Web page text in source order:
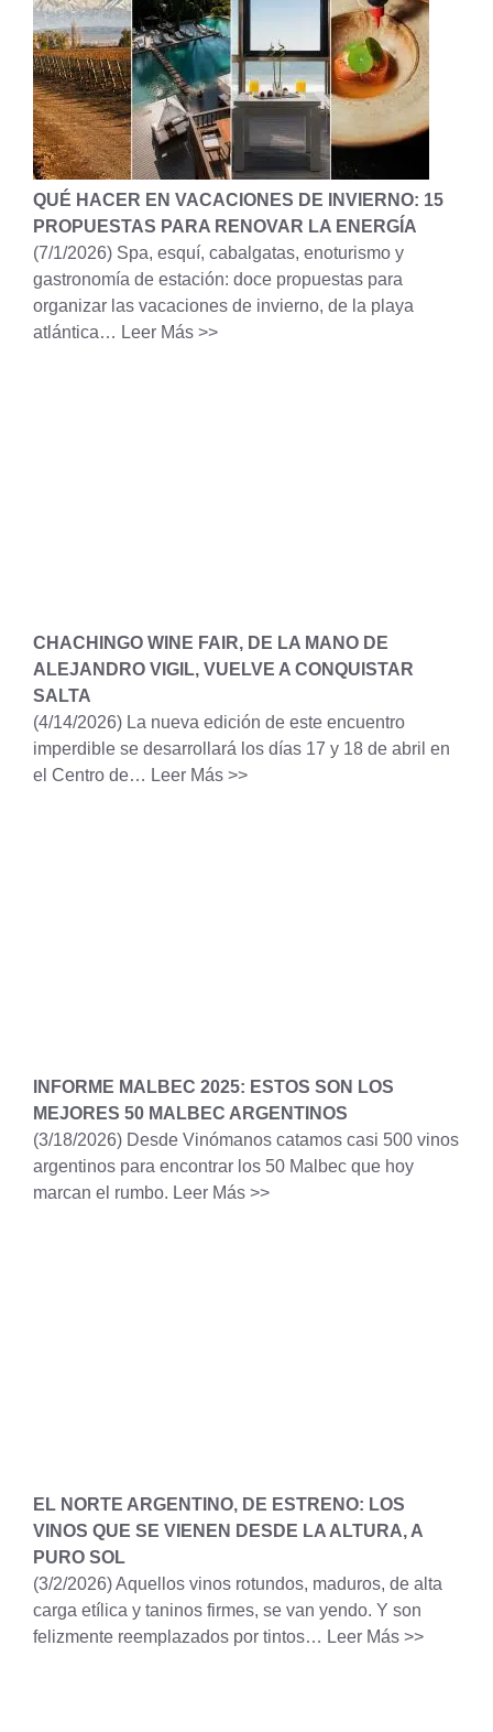
QUÉ HACER EN VACACIONES DE INVIERNO: 15
PROPUESTAS PARA RENOVAR LA ENERGÍA
(7/1/2026) Spa, esquí, cabalgatas, enoturismo y
gastronomía de estación: doce propuestas para
organizar las vacaciones de invierno, de la playa
atlántica… Leer Más >>
CHACHINGO WINE FAIR, DE LA MANO DE
ALEJANDRO VIGIL, VUELVE A CONQUISTAR
SALTA
(4/14/2026) La nueva edición de este encuentro
imperdible se desarrollará los días 17 y 18 de abril en
el Centro de… Leer Más >>
INFORME MALBEC 2025: ESTOS SON LOS
MEJORES 50 MALBEC ARGENTINOS
(3/18/2026) Desde Vinómanos catamos casi 500 vinos
argentinos para encontrar los 50 Malbec que hoy
marcan el rumbo. Leer Más >>
EL NORTE ARGENTINO, DE ESTRENO: LOS
VINOS QUE SE VIENEN DESDE LA ALTURA, A
PURO SOL
(3/2/2026)Aquellos vinos rotundos, maduros, de alta
carga etílica y taninos firmes, se van yendo. Y son
felizmente reemplazados por tintos… Leer Más >>